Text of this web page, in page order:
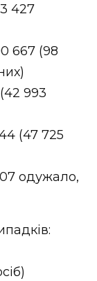
427
667 (98
993
(47 725
одужало,